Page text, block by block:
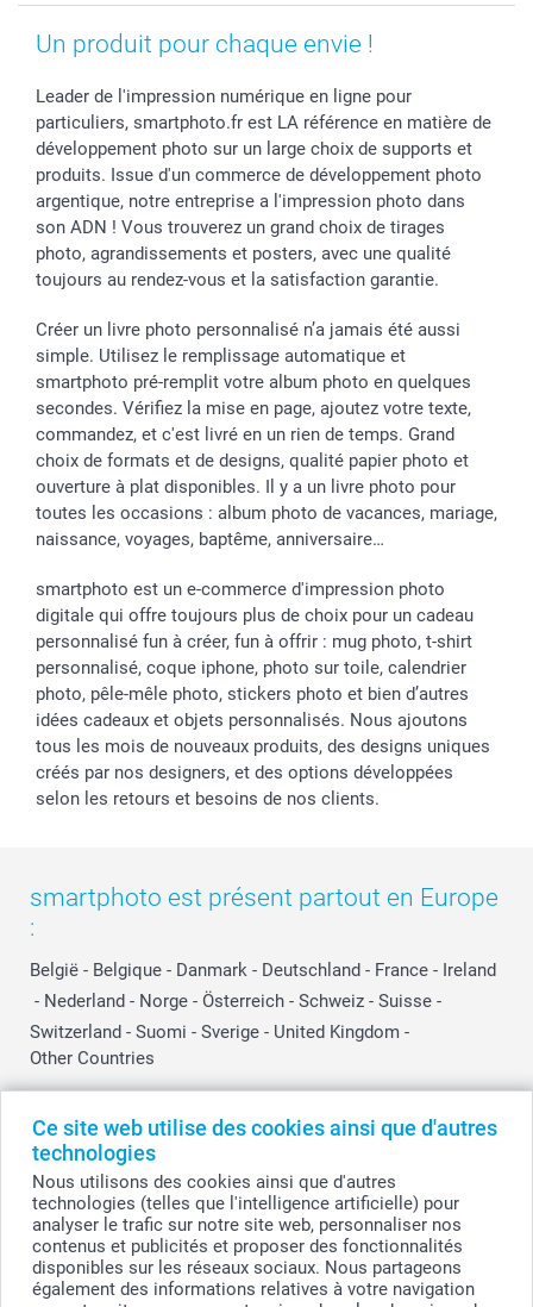
Ce site web utilise des cookies ainsi que d'autres
technologies
Nous utilisons des cookies ainsi que d'autres
technologies (telles que l'intelligence artificielle) pour
analyser le trafic sur notre site web, personnaliser nos
contenus et publicités et proposer des fonctionnalités
disponibles sur les réseaux sociaux. Nous partageons
également des informations relatives à votre navigation
Saint-Valentin
Vacances
Investisseurs
Statut de ma commande
Un produit pour chaque envie !
Leader de l'impression numérique en ligne pour
particuliers, smartphoto.fr est LA référence en matière de
développement photo sur un large choix de supports et
produits. Issue d'un commerce de développement photo
argentique, notre entreprise a l'impression photo dans
son ADN ! Vous trouverez un grand choix de tirages
photo, agrandissements et posters, avec une qualité
toujours au rendez-vous et la satisfaction garantie.
Créer un livre photo personnalisé n’a jamais été aussi
simple. Utilisez le remplissage automatique et
smartphoto pré-remplit votre album photo en quelques
secondes. Vérifiez la mise en page, ajoutez votre texte,
commandez, et c'est livré en un rien de temps. Grand
choix de formats et de designs, qualité papier photo et
ouverture à plat disponibles. Il y a un livre photo pour
toutes les occasions : album photo de vacances, mariage,
naissance, voyages, baptême, anniversaire…
smartphoto est un e-commerce d'impression photo
digitale qui offre toujours plus de choix pour un cadeau
personnalisé fun à créer, fun à offrir : mug photo, t-shirt
personnalisé, coque iphone, photo sur toile, calendrier
photo, pêle-mêle photo, stickers photo et bien d’autres
idées cadeaux et objets personnalisés. Nous ajoutons
tous les mois de nouveaux produits, des designs uniques
créés par nos designers, et des options développées
selon les retours et besoins de nos clients.
smartphoto est présent partout en Europe
:
België - Belgique - Danmark - Deutschland - France - Ireland
- Nederland - Norge - Österreich - Schweiz - Suisse -
Switzerland - Suomi - Sverige - United Kingdom -
Other Countries
© smartphoto group. Tous droits réservés
smartphoto group SA.
Siège social : Kwatrechtsteenweg 160, 9230 Wetteren, Belgique
Numéro de TVA BE 0405.706.755
Numéro d'entreprise 0405.706.755.
Tous les prix sont en EURO (€), TVA incluse et hors frais de port.